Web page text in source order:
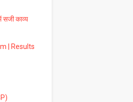
सजी काव्य
| Results